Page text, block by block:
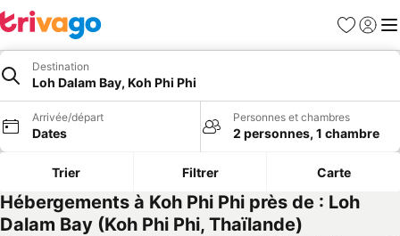
Favoris
Se
Destination
Loh Dalam Bay, Koh Phi Phi
Arrivée/départ
Dates
Personnes et chambres
2 personnes, 1 chambre
Trier Filtrer Carte
Hébergements à Koh Phi Phi près de : Loh
Dalam Bay (Koh Phi Phi, Thaïlande)